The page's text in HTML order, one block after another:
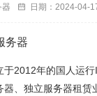
器 日期： 2024-04-
于2012年的国人运
器、独立服务器租赁